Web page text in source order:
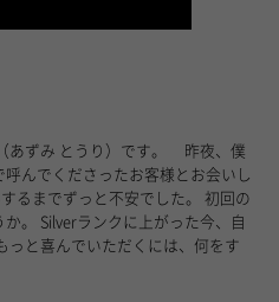
とうり）です。 昨夜、僕
んでくださったお客様とお会いし
。 Silverランクに上がった今、自
っと喜んでいただくには、何をす